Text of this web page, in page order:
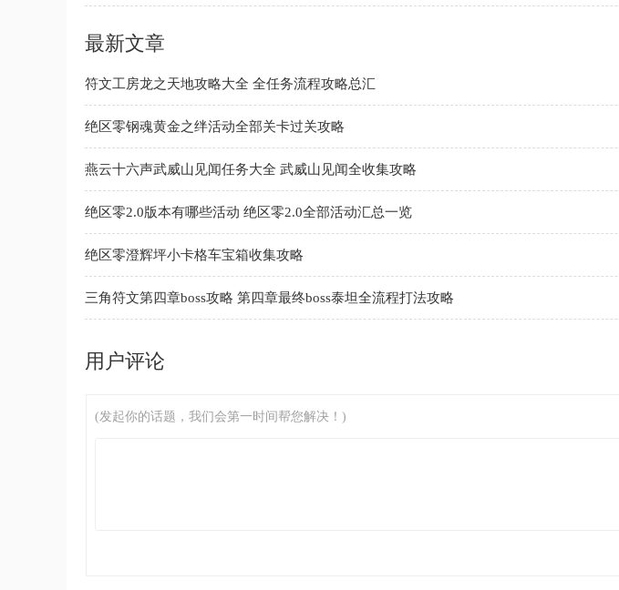
最新文章
符文工房龙之天地攻略大全 全任务流程攻略总汇
绝区零钢魂黄金之绊活动全部关卡过关攻略
燕云十六声武威山见闻任务大全 武威山见闻全收集攻略
绝区零2.0版本有哪些活动 绝区零2.0全部活动汇总一览
绝区零澄辉坪小卡格车宝箱收集攻略
三角符文第四章boss攻略 第四章最终boss泰坦全流程打法攻略
用户评论
(发起你的话题，我们会第一时间帮您解决！)